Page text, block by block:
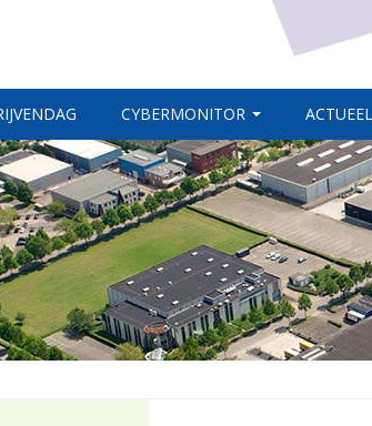
CYBERMONITOR ACTUEEL